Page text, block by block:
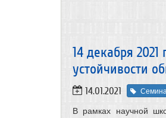
14 декабря
устойчивости
14.01.2021
В рамках научной